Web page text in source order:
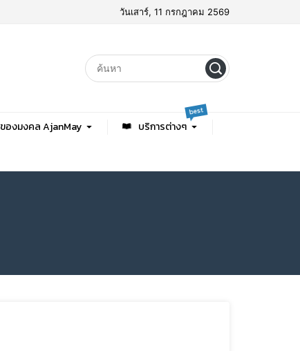
วันเสาร์, 11 กรกฎาคม 2569
ของมงคล AjanMay บริการต่างๆ
best